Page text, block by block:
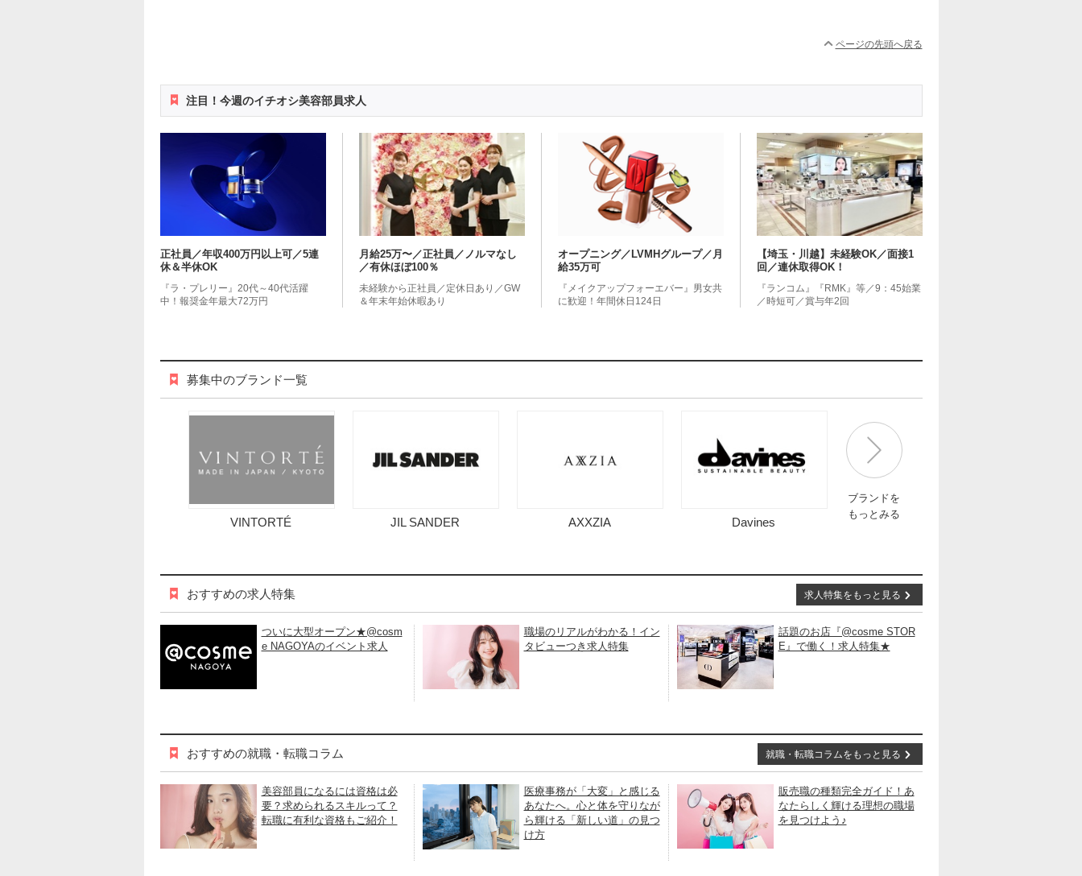
ページの先頭へ戻る
注目！今週のイチオシ美容部員求人
正社員／年収400万円以上可／5連
休＆半休OK
『ラ・プレリー』20代～40代活躍
中！報奨金年最大72万円
月給25万〜／正社員／ノルマなし
／有休ほぼ100％
未経験から正社員／定休日あり／GW
＆年末年始休暇あり
オープニング／LVMHグループ／月
給35万可
『メイクアップフォーエバー』男女共
に歓迎！年間休日124日
【埼玉・川越】未経験OK／面接1
回／連休取得OK！
『ランコム』『RMK』等／9：45始業
／時短可／賞与年2回
募集中のブランド一覧
VINTORTÉ JIL SANDER AXXZIA Davines
ブランドを
もっとみる
おすすめの求人特集
ついに大型オープン★@cosm
e NAGOYAのイベント求人
職場のリアルがわかる！イン
タビューつき求人特集
話題のお店『@cosme STOR
E』で働く！求人特集★
求人特集をもっと見る
おすすめの就職・転職コラム
美容部員になるには資格は必
要？求められるスキルって？
転職に有利な資格もご紹介！
医療事務が「大変」と感じる
あなたへ。心と体を守りなが
ら輝ける「新しい道」の見つ
け方
販売職の種類完全ガイド！あ
なたらしく輝ける理想の職場
を見つけよう♪
就職・転職コラムをもっと見る